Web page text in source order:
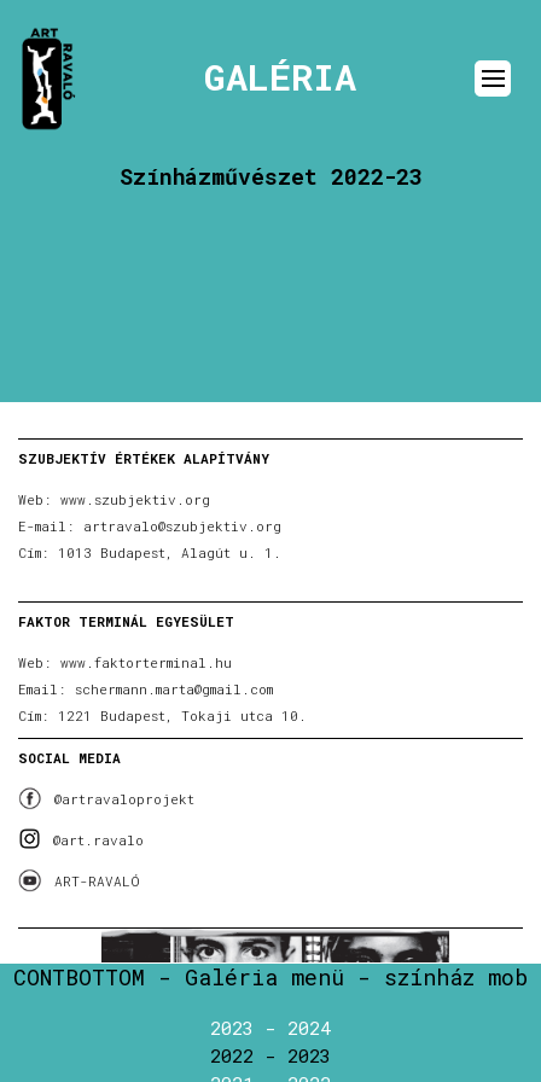
GALÉRIA
Színházművészet 2022-23
CONTBOTTOM - Galéria menü - színház mob
2023 - 2024
2022 - 2023
SZUBJEKTÍV ÉRTÉKEK ALAPÍTVÁNY
Web: www.szubjektiv.org
E-mail: artravalo@szubjektiv.org
Cím: 1013 Budapest, Alagút u. 1.
FAKTOR TERMINÁL EGYESÜLET
Web: www.faktorterminal.hu
Email: schermann.marta@gmail.com
Cím: 1221 Budapest, Tokaji utca 10.
SOCIAL MEDIA
@artravaloprojekt
@art.ravalo
ART-RAVALÓ